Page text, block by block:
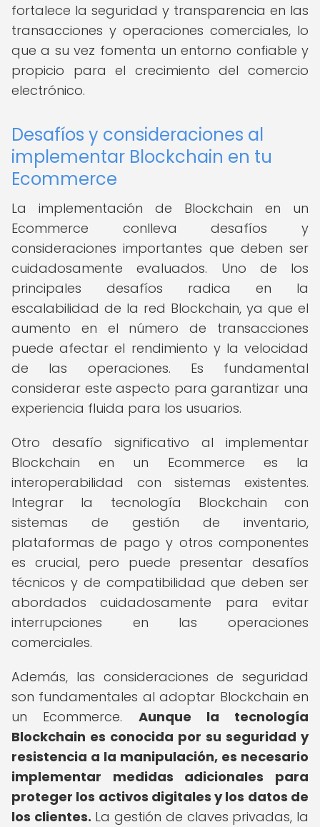
fortalece la seguridad y transparencia en las
transacciones y operaciones comerciales, lo
que a su vez fomenta un entorno confiable y
propicio para el crecimiento del comercio
electrónico.
Desafíos y consideraciones al
implementar Blockchain en tu
Ecommerce
La implementación de Blockchain en un
Ecommerce conlleva desafíos y
consideraciones importantes que deben ser
cuidadosamente evaluados. Uno de los
principales desafíos radica en la
escalabilidad de la red Blockchain, ya que el
aumento en el número de transacciones
puede afectar el rendimiento y la velocidad
de las operaciones. Es fundamental
considerar este aspecto para garantizar una
experiencia fluida para los usuarios.
Otro desafío significativo al implementar
Blockchain en un Ecommerce es la
interoperabilidad con sistemas existentes.
Integrar la tecnología Blockchain con
sistemas de gestión de inventario,
plataformas de pago y otros componentes
es crucial, pero puede presentar desafíos
técnicos y de compatibilidad que deben ser
abordados cuidadosamente para evitar
interrupciones en las operaciones
comerciales.
Además, las consideraciones de seguridad
son fundamentales al adoptar Blockchain en
un Ecommerce. Aunque la tecnología
Blockchain es conocida por su seguridad y
resistencia a la manipulación, es necesario
implementar medidas adicionales para
proteger los activos digitales y los datos de
los clientes. La gestión de claves privadas, la